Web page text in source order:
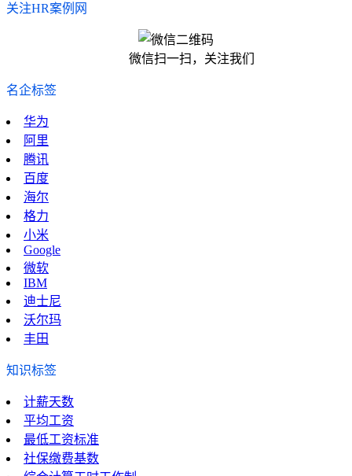
关注HR案例网
微信扫一扫，关注我们
名企标签
华为
阿里
腾讯
百度
海尔
格力
小米
Google
微软
IBM
迪士尼
沃尔玛
丰田
知识标签
计薪天数
平均工资
最低工资标准
社保缴费基数